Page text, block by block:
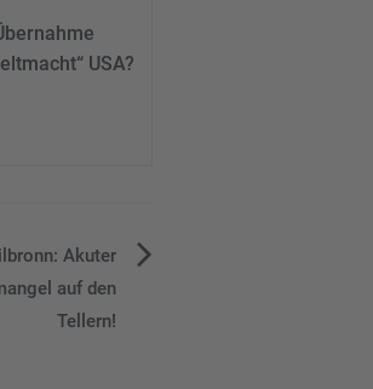
USA?
Akuter
auf den
Tellern!